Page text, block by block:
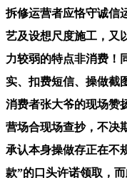
拆修运营者应恪守诚信
艺及设想尺度施工，又
力较弱的特点非消费！
实、扣费短信、操做截
消费者张大爷的现场赞
营场合现场查抄，不决
承认本身操做存正在不
款”的口头许诺领取，